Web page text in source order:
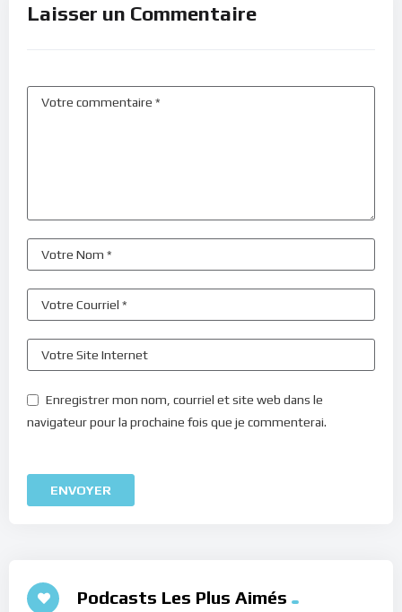
Laisser un Commentaire
Enregistrer mon nom, courriel et site web dans le
navigateur pour la prochaine fois que je commenterai.
Podcasts Les Plus Aimés